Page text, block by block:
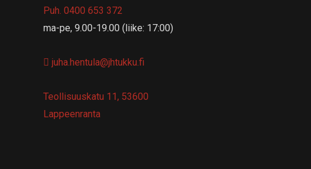
Puh. 0400 653 372
ma-pe, 9.00-19.00 (liike: 17:00)
juha.hentula@jhtukku.fi
Teollisuuskatu 11, 53600
Lappeenranta